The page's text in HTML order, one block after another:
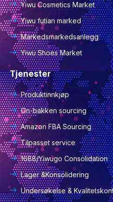
Yiwu Cosmetics Market
Yiwu futian marked
Markedsmarkedsanlegg
Yiwu Shoes Market
Tjenester
Produktinnkjøp
On-bakken sourcing
Amazon FBA Sourcing
Tilpasset service
1688/Yiwugo Consolidation
Lager &Konsolidering
Undersøkelse &